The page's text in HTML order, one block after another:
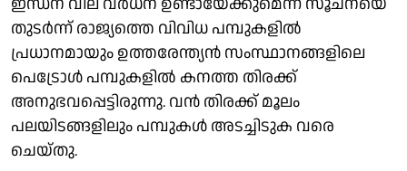
തുടർന്ന് രാജ്യത്തെ വിവിധ പമ്പുകളിൽ
പ്രധാനമായും ഉത്തരേന്ത്യൻ സംസ്ഥാനങ്ങളിലെ
പെട്രോൾ പമ്പുകളിൽ കനത്ത തിരക്ക്
അനുഭവപ്പെട്ടിരുന്നു. വൻ തിരക്ക് മൂലം
പലയിടങ്ങളിലും പമ്പുകൾ അടച്ചിടുക വരെ
ചെയ്തു.